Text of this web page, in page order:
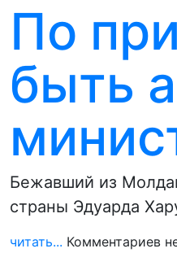
По
быть
Бежавший из
страны Эдуарда
читать... Комментариев